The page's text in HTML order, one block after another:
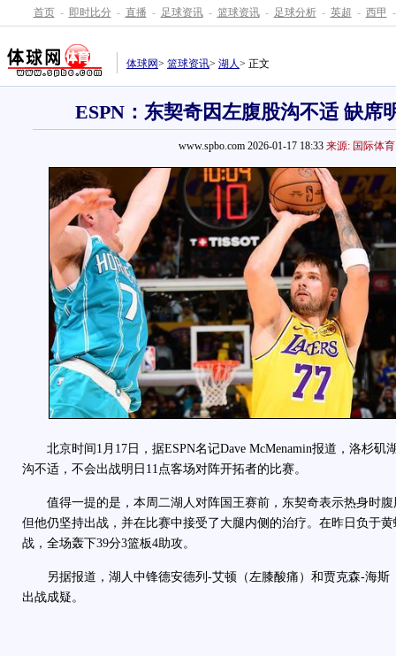
首页 - 即时比分 - 直播 - 足球资讯 - 篮球资讯 - 足球分析 - 英超 - 西甲 -
体球网> 篮球资讯> 湖人> 正文
ESPN：东契奇因左腹股沟不适 缺席
www.spbo.com 2026-01-17 18:33 来源: 国际体育
北京时间1月17日，据ESPN名记Dave McMenamin报道，洛杉矶
沟不适，不会出战明日11点客场对阵开拓者的比赛。
值得一提的是，本周二湖人对阵国王赛前，东契奇表示热身时腹
但他仍坚持出战，并在比赛中接受了大腿内侧的治疗。在昨日负于
战，全场轰下39分3篮板4助攻。
另据报道，湖人中锋德安德列-艾顿（左膝酸痛）和贾克森-海斯
出战成疑。